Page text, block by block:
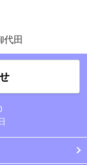
代田